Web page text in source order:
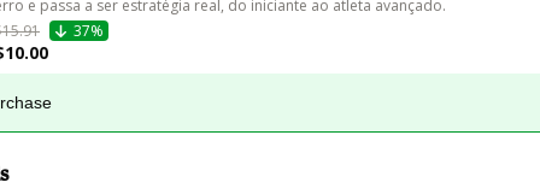
e passa a ser estratégia real, do iniciante ao atleta avançado.
37%